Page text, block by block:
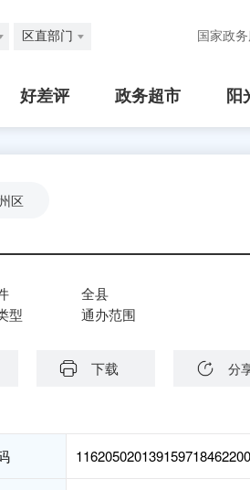
区直部门 国家政
好差评 政务超市 阳
区
型
全县
通办范围
下载 分